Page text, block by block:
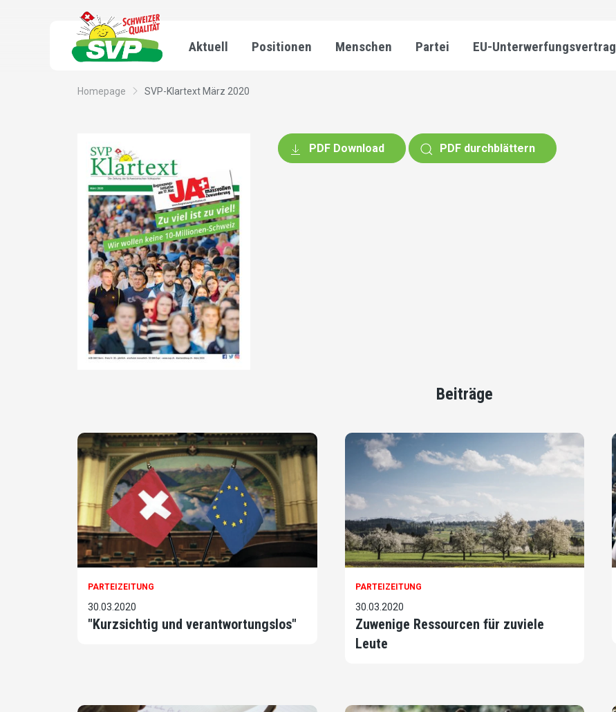
Aktuell Positionen Menschen Partei EU-Unterwerfungsvertrag
Homepage SVP-Klartext März 2020
PDF Download PDF durchblättern
Beiträge
PARTEIZEITUNG
30.03.2020
"Kurzsichtig und verantwortungslos"
PARTEIZEITUNG
30.03.2020
Zuwenige Ressourcen für zuviele
Leute